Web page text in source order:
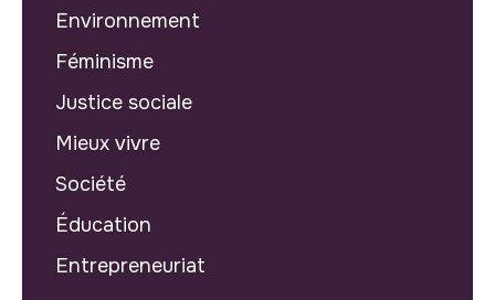
Environnement
Féminisme
Justice sociale
Mieux vivre
Société
Éducation
Entrepreneuriat